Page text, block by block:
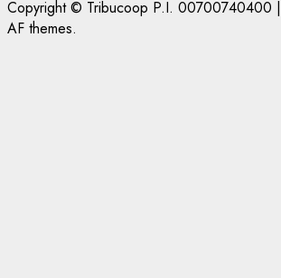
Copyright © Tribucoop P.I. 00700740400 |
AF themes.